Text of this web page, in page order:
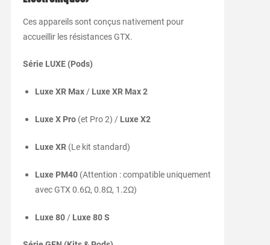
Ces appareils sont conçus nativement pour
accueillir les résistances GTX.
Série LUXE (Pods)
Luxe XR Max/ Luxe XR Max 2
Luxe X Pro(et Pro 2) / Luxe X2
Luxe XR(Le kit standard)
Luxe PM40(Attention : compatible uniquement
avec GTX 0.6Ω, 0.8Ω, 1.2Ω)
Luxe 80/ Luxe 80 S